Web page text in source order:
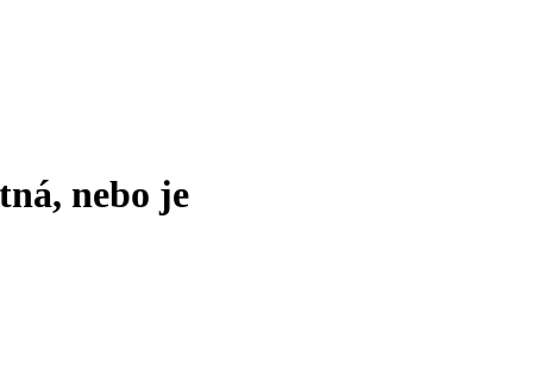
nebo je